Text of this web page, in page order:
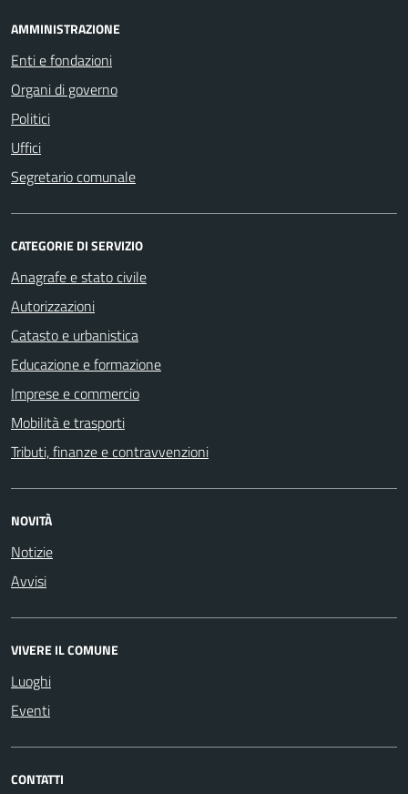
AMMINISTRAZIONE
Enti e fondazioni
Organi di governo
Politici
Uffici
Segretario comunale
CATEGORIE DI SERVIZIO
Anagrafe e stato civile
Autorizzazioni
Catasto e urbanistica
Educazione e formazione
Imprese e commercio
Mobilità e trasporti
Tributi, finanze e contravvenzioni
NOVITÀ
Notizie
Avvisi
VIVERE IL COMUNE
Luoghi
Eventi
CONTATTI